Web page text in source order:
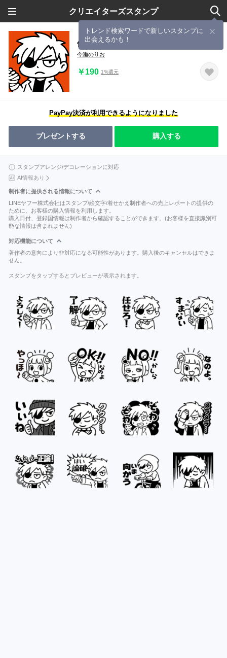
クリエイターズスタンプ
トレンド検索ワードで新しいスタンプに
出会えるかも！
伊達ワル修理師のジャンクなスタンプ
今瀬のりお
￥190 1%還元
PayPay決済が利用できるようになりました
プレゼントする 購入する
スタンプアレンジ/デコレーションに対応
AI情報あり
制作者に提供される情報について
LINEヤフー株式会社はスタンプ/絵文字/着せかえ制作者への売上レポートの提供の
ために、お客様の購入情報を利用します。
購入日付、登録国情報は制作者から確認することができます。(お客様を直接識別可
能な情報は含まれません)
対応機能について
著作者の意向により非対応になる可能性があります。購入後のキャンセルはできま
せん。
スタンプをタップするとプレビューが表示されます。